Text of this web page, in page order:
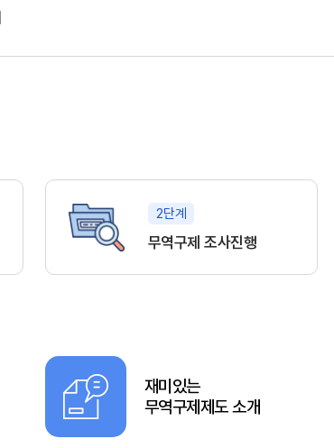
2단계
무역구제 조사진행
재미있는
무역구제제도 소개